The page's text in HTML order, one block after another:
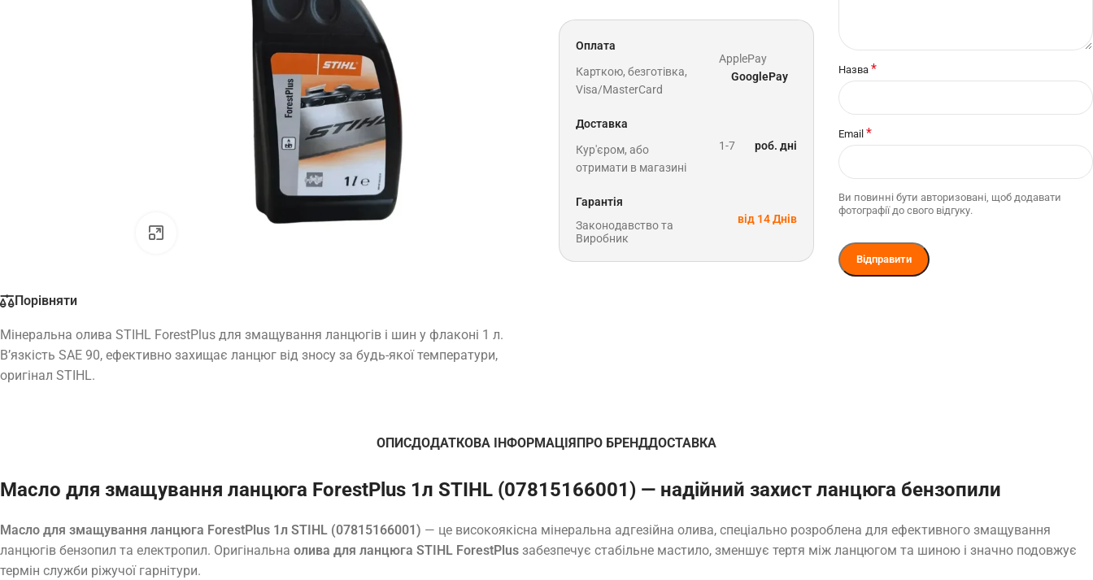
Порівняти
Мінеральна олива STIHL ForestPlus для змащування ланцюгів і шин у флаконі 1 л.
В’язкість SAE 90, ефективно захищає ланцюг від зносу за будь-якої температури,
оригінал STIHL.
Оплата
Карткою, безготівка,
Visa/MasterCard
ApplePay
GooglePay
Доставка
Кур'єром, або
отримати в магазині
1-7 роб. дні
Гарантія
Законодавство та
Виробник
від 14 Днів
Назва *
Email *
Ви повинні бути авторизовані, щоб додавати
фотографії до свого відгуку.
ОПИСДОДАТКОВА ІНФОРМАЦІЯПРО БРЕНДДОСТАВКА
Масло для змащування ланцюга ForestPlus 1л STIHL (07815166001) — надійний захист ланцюга бензопили
Масло для змащування ланцюга ForestPlus 1л STIHL (07815166001) — це високоякісна мінеральна адгезійна олива, спеціально розроблена для ефективного змащування
ланцюгів бензопил та електропил. Оригінальна олива для ланцюга STIHL ForestPlus забезпечує стабільне мастило, зменшує тертя між ланцюгом та шиною і значно подовжує
термін служби ріжучої гарнітури.